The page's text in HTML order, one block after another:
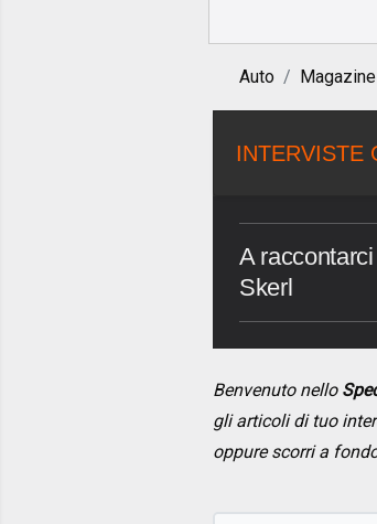
Auto Magazine
INTERVISTE
A
Skerl
Benvenuto nello
gli articoli di tuo
oppure scorri a